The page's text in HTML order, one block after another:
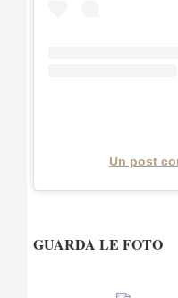
Un post
GUARDA LE FOTO